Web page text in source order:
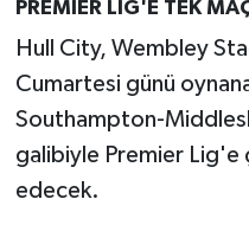
PREMIER LİG'E TEK
Hull City, Wembley
Cumartesi günü
Southampton-
galibiyle Premier Lig'e
edecek.